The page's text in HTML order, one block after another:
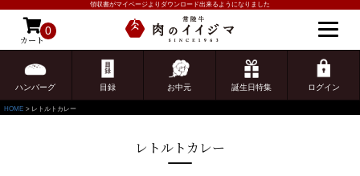
領収書がマイページよりダウンロード出来るようになりました
カート
0
ハンバーグ 目録 お中元 誕生日特集 ログイン
ゲスト 様こんにちは
ログイン
HOME レトルトカレー
レトルトカレー